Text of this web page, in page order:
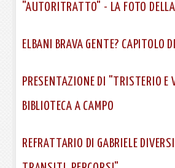
"AUTORITRATTO" - LA FOTO
ELBANI BRAVA GENTE? CAPITOLO
PRESENTAZIONE DI "TRISTERIO
BIBLIOTECA A CAMPO
REFRATTARIO DI GABRIELE